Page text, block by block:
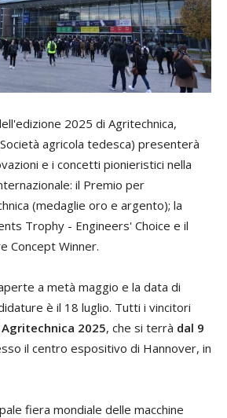
2025 di Agritechnica,
agricola tedesca) presenterà
e i concetti pionieristici nella
il Premio per
(medaglie oro e argento); la
Trophy - Engineers' Choice e il
Concept Winner.
a metà maggio e la data di
è il 18 luglio. Tutti i vincitori
Agritechnica 2025, che si terrà dal 9
il centro espositivo di Hannover, in
fiera mondiale delle macchine